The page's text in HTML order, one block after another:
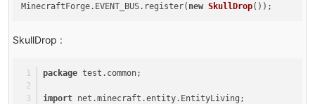
MinecraftForge.EVENT_BUS.register( new SkullDrop());
SkullDrop :
package test.common;
import net.minecraft.entity.EntityLiving;